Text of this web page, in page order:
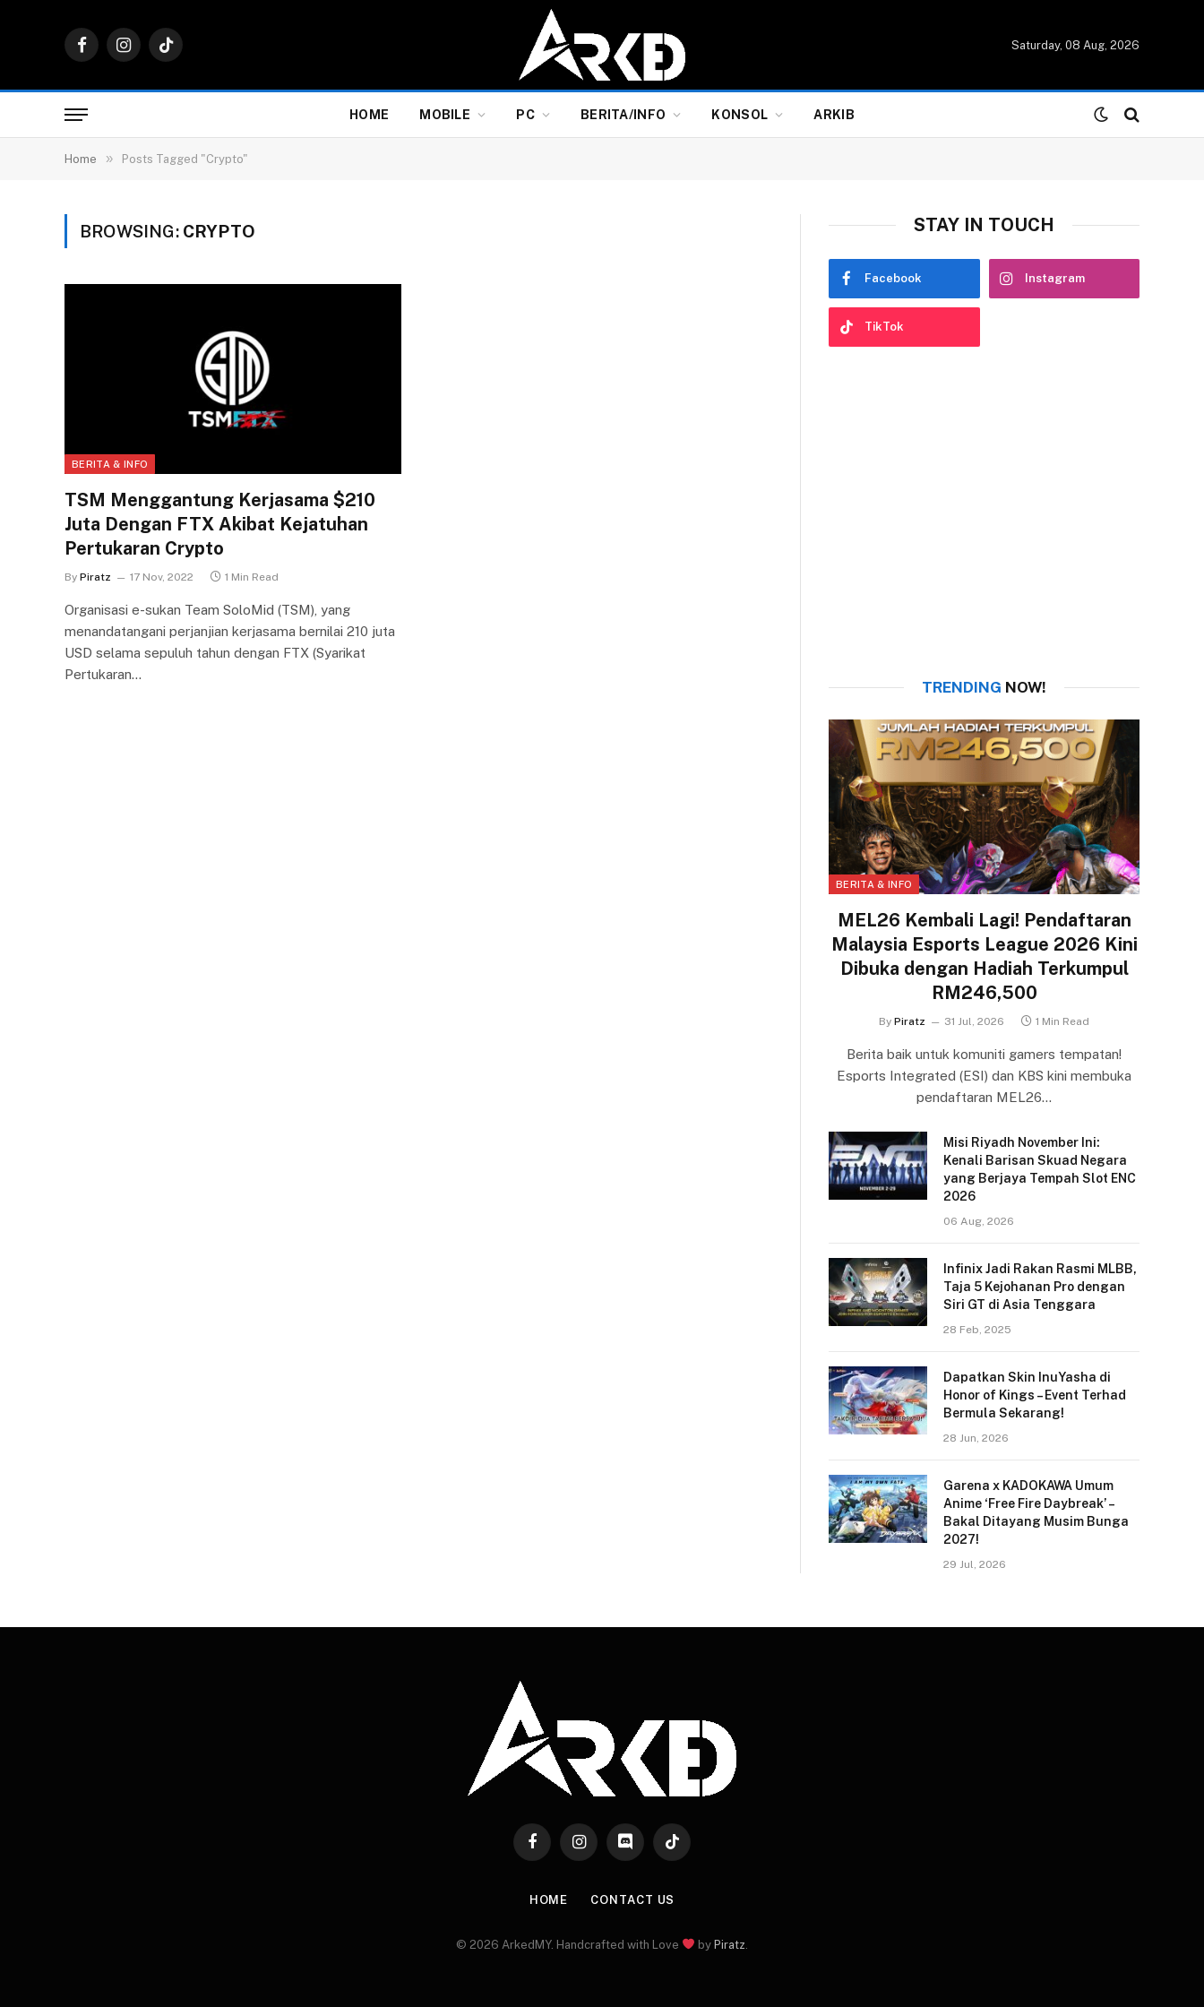
FacebookInstagramTikTok
Saturday, 08 Aug, 2026
HOME MOBILE PC BERITA/INFO KONSOL ARKIB
Home » Posts Tagged "Crypto"
BROWSING: CRYPTO
BERITA & INFO
TSM Menggantung Kerjasama $210
Juta Dengan FTX Akibat Kejatuhan
Pertukaran Crypto
By Piratz 17 Nov, 2022 1 Min Read
Organisasi e-sukan Team SoloMid (TSM), yang
menandatangani perjanjian kerjasama bernilai 210 juta
USD selama sepuluh tahun dengan FTX (Syarikat
Pertukaran…
STAY IN TOUCH
Facebook Instagram
TikTok
TRENDING NOW!
BERITA & INFO
MEL26 Kembali Lagi! Pendaftaran
Malaysia Esports League 2026 Kini
Dibuka dengan Hadiah Terkumpul
RM246,500
By Piratz 31 Jul, 2026 1 Min Read
Berita baik untuk komuniti gamers tempatan!
Esports Integrated (ESI) dan KBS kini membuka
pendaftaran MEL26…
Misi Riyadh November Ini:
Kenali Barisan Skuad Negara
yang Berjaya Tempah Slot ENC
2026
06 Aug, 2026
Infinix Jadi Rakan Rasmi MLBB,
Taja 5 Kejohanan Pro dengan
Siri GT di Asia Tenggara
28 Feb, 2025
Dapatkan Skin InuYasha di
Honor of Kings – Event Terhad
Bermula Sekarang!
28 Jun, 2026
Garena x KADOKAWA Umum
Anime ‘Free Fire Daybreak’ –
Bakal Ditayang Musim Bunga
2027!
29 Jul, 2026
FacebookInstagramDiscord TikTok
HOME CONTACT US
© 2026 ArkedMY. Handcrafted with Love by Piratz.